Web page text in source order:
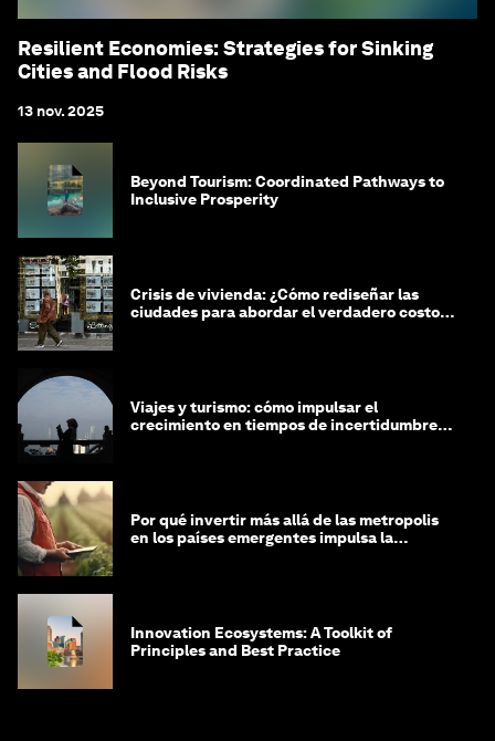
Resilient Economies: Strategies for Sinking
Cities and Flood Risks
13 nov. 2025
Beyond Tourism: Coordinated Pathways to
Inclusive Prosperity
Crisis de vivienda: ¿Cómo rediseñar las
ciudades para abordar el verdadero costo
Viajes y turismo: cómo impulsar el
crecimiento en tiempos de incertidumbre
Por qué invertir más allá de las metropolis
en los países emergentes impulsa la
Innovation Ecosystems: A Toolkit of
Principles and Best Practice